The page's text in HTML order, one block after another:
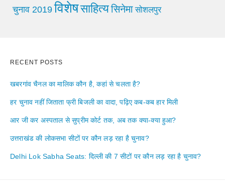
चुनाव 2019 विशेषसाहित्यसिनेमा सोशलपुर
RECENT POSTS
खबरगांव चैनल का मालिक कौन है, कहां से चलता है?
हर चुनाव नहीं जिताता फ्री बिजली का वादा, पढ़िए कब-कब हार मिली
आर जी कर अस्पताल से सुप्रीम कोर्ट तक, अब तक क्या-क्या हुआ?
उत्तराखंड की लोकसभा सीटों पर कौन लड़ रहा है चुनाव?
Delhi Lok Sabha Seats: दिल्ली की 7 सीटों पर कौन लड़ रहा है चुनाव?